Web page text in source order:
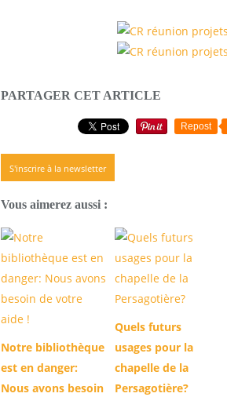
PARTAGER CET ARTICLE
Repost
S'inscrire à la newsletter
Vous aimerez aussi :
Notre bibliothèque
est en danger:
Nous avons besoin
Quels futurs
usages pour la
chapelle de la
Persagotière?